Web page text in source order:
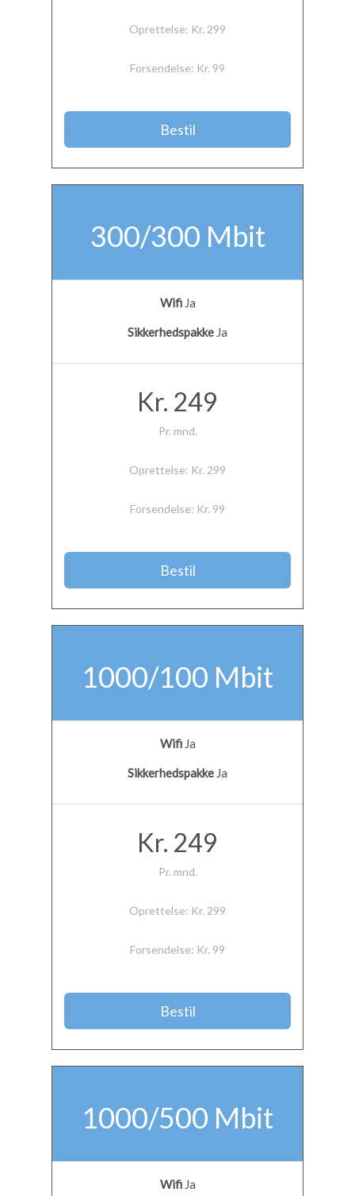
Oprettelse: Kr. 299
Forsendelse: Kr. 99
Bestil
300/300 Mbit
WifiJa
Sikkerhedspakke Ja
Kr. 249
Pr. mnd.
Oprettelse: Kr. 299
Forsendelse: Kr. 99
Bestil
1000/100 Mbit
WifiJa
Sikkerhedspakke Ja
Kr. 249
Pr. mnd.
Oprettelse: Kr. 299
Forsendelse: Kr. 99
Bestil
1000/500 Mbit
WifiJa